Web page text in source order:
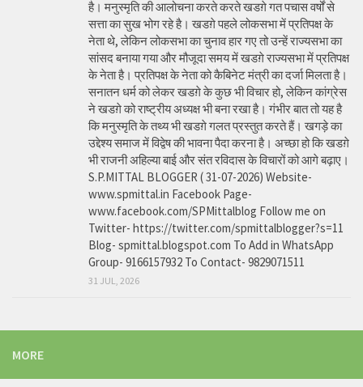
है। मनुस्मृति की आलोचना करते करते खडग़े गत पचास वर्षों से
सत्ता का सुख भोग रहे है। खडग़े पहले लोकसभा में प्रतिपक्ष के
नेता थे, लेकिन लोकसभा का चुनाव हार गए तो उन्हें राज्यसभा का
सांसद बनाया गया और मौजूदा समय में खडग़े राज्यसभा में प्रतिपक्ष
के नेता है। प्रतिपक्ष के नेता को कैबिनेट मंत्री का दर्जा मिलता है।
सनातन धर्म को लेकर खडग़े के कुछ भी विचार हो, लेकिन कांग्रेस
ने खडग़े को राष्ट्रीय अध्यक्ष भी बना रखा है। गंभीर बात तो यह है
कि मनुस्मृति के तथ्य भी खडग़े गलत प्रस्तुत करते हैं। खगड़े का
उद्देश्य समाज में विद्वेष की भावना पैदा करना है। अच्छा हो कि खडग़े
भी राजनी अहिल्या बाई और संत रविदास के विचारों को आगे बढ़ाए।
S.P.MITTAL BLOGGER ( 31-07-2026) Website-
www.spmittal.in Facebook Page-
www.facebook.com/SPMittalblog Follow me on
Twitter- https://twitter.com/spmittalblogger?s=11
Blog- spmittal.blogspot.com To Add in WhatsApp
Group- 9166157932 To Contact- 9829071511
31 JUL, 2026
MORE